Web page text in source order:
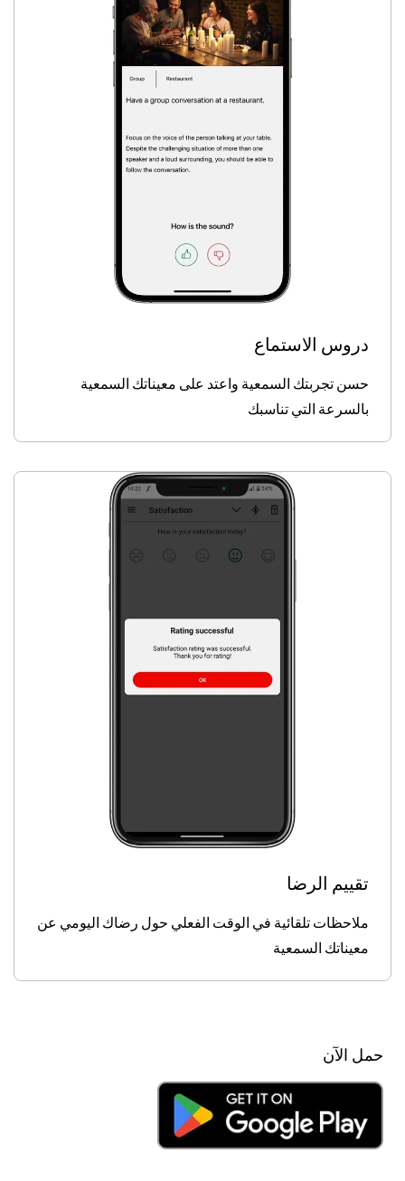
دروس الاستماع
حسن تجربتك السمعية واعتد على معيناتك السمعية
بالسرعة التي تناسبك
تقييم الرضا
ملاحظات تلقائية في الوقت الفعلي حول رضاك اليومي عن
معيناتك السمعية
حمل الآن